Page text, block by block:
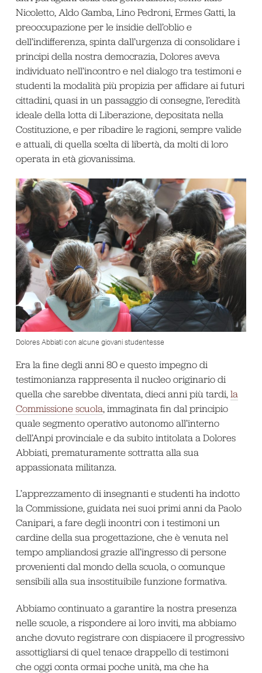
Nicoletto, Aldo Gamba, Lino Pedroni, Ermes Gatti, la
preoccupazione per le insidie dell’oblio e
dell’indifferenza, spinta dall’urgenza di consolidare i
principi della nostra democrazia, Dolores aveva
individuato nell’incontro e nel dialogo tra testimoni e
studenti la modalità più propizia per affidare ai futuri
cittadini, quasi in un passaggio di consegne, l’eredità
ideale della lotta di Liberazione, depositata nella
Costituzione, e per ribadire le ragioni, sempre valide
e attuali, di quella scelta di libertà, da molti di loro
operata in età giovanissima.
Dolores Abbiati con alcune giovani studentesse
Era la fine degli anni 80 e questo impegno di
testimonianza rappresenta il nucleo originario di
quella che sarebbe diventata, dieci anni più tardi, la
Commissione scuola, immaginata fin dal principio
quale segmento operativo autonomo all’interno
dell’Anpi provinciale e da subito intitolata a Dolores
Abbiati, prematuramente sottratta alla sua
appassionata militanza.
L’apprezzamento di insegnanti e studenti ha indotto
la Commissione, guidata nei suoi primi anni da Paolo
Canipari, a fare degli incontri con i testimoni un
cardine della sua progettazione, che è venuta nel
tempo ampliandosi grazie all’ingresso di persone
provenienti dal mondo della scuola, o comunque
sensibili alla sua insostituibile funzione formativa.
Abbiamo continuato a garantire la nostra presenza
nelle scuole, a rispondere ai loro inviti, ma abbiamo
anche dovuto registrare con dispiacere il progressivo
assottigliarsi di quel tenace drappello di testimoni
che oggi conta ormai poche unità, ma che ha